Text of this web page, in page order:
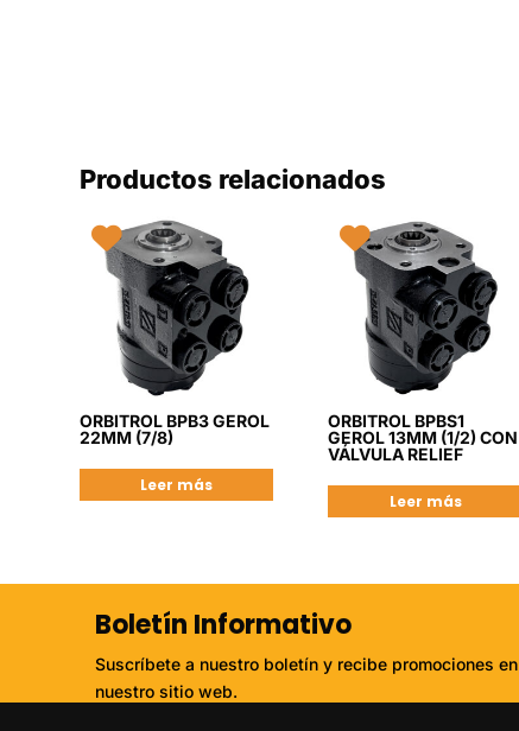
Productos relacionados
ORBITROL BPB3 GEROL
22MM (7/8)
Leer más
ORBITROL BPBS1
GEROL 13MM (1/2) CON
VÁLVULA RELIEF
Leer más
Boletín Informativo
Suscríbete a nuestro boletín y recibe promociones en
nuestro sitio web.